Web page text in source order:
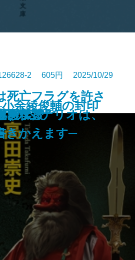
る
たち
要な殺人
ズに捧ぐ
の譜2─
フシチュー
恵上人伝─
2 605円 2025/10/29
余綾俊輔の封印
文学
い伝授
ータ
される
死亡フラグを許さ
のシナリオは、
きかえます─
ち